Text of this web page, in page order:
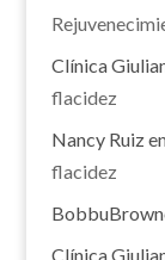
Clínica
flacidez
Nancy Ruiz
flacidez
Clínica